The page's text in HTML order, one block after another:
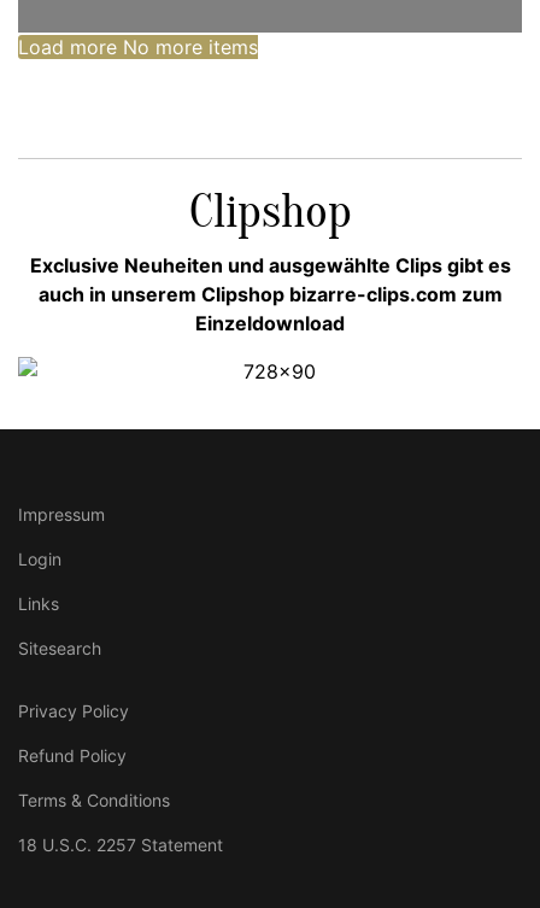
Load more No more items
Clipshop
Exclusive Neuheiten und ausgewählte Clips gibt es
auch in unserem Clipshop bizarre-clips.com zum
Einzeldownload
Impressum
Login
Links
Sitesearch
Privacy Policy
Refund Policy
Terms & Conditions
18 U.S.C. 2257 Statement